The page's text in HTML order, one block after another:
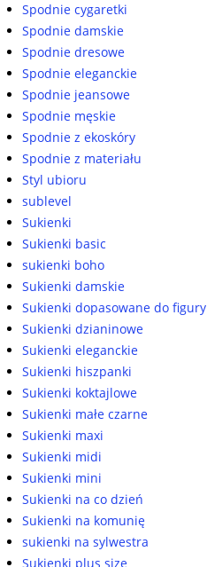
Spodnie cygaretki
Spodnie damskie
Spodnie dresowe
Spodnie eleganckie
Spodnie jeansowe
Spodnie męskie
Spodnie z ekoskóry
Spodnie z materiału
Styl ubioru
sublevel
Sukienki
Sukienki basic
sukienki boho
Sukienki damskie
Sukienki dopasowane do figury
Sukienki dzianinowe
Sukienki eleganckie
Sukienki hiszpanki
Sukienki koktajlowe
Sukienki małe czarne
Sukienki maxi
Sukienki midi
Sukienki mini
Sukienki na co dzień
Sukienki na komunię
sukienki na sylwestra
Sukienki plus size